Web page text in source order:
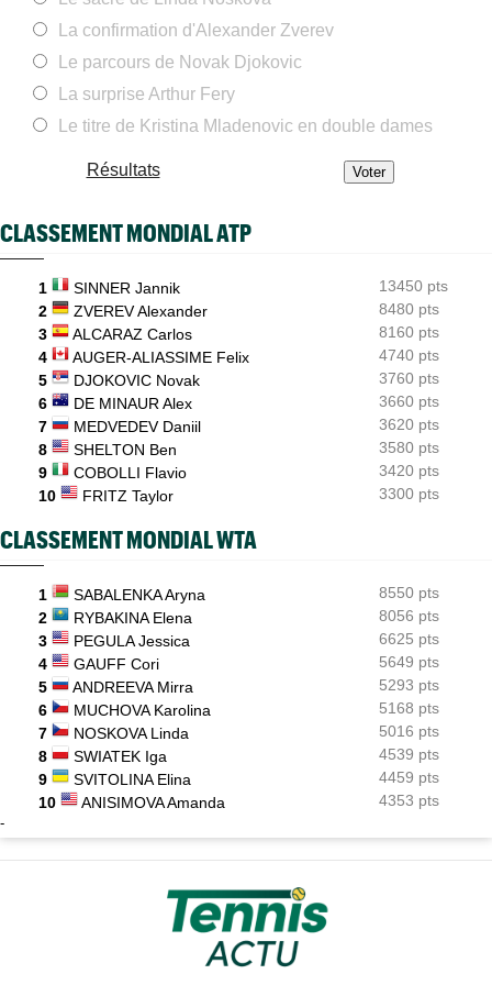
finale
Tennis Actu
Abonnement 9,99€ et pour 1 an, Tennis Actu sans pub et sans
pop up
Arthur Fils éteint Norrie et aura une revanche à prendre en
quarts
Paula Badosa a donné des nouvelles après un passage à
08:16
ATP / WTA
Tous les résultats du samedi 8 août 2026 et de la nuit
07:35
ATP - Montréal
Joao Fonseca a taquiné Djokovic : "Il dit ça parce qu'il vieillit"
La confirmation d'Alexander Zverev
Le parcours de Novak Djokovic
La surprise Arthur Fery
Le titre de Kristina Mladenovic en double dames
Résultats
CLASSEMENT MONDIAL ATP
1 SINNER Jannik
13450 pts
2
ZVEREV Alexander
8480 pts
3
ALCARAZ Carlos
8160 pts
4
AUGER-ALIASSIME Felix
4740 pts
5
DJOKOVIC Novak
3760 pts
6
DE MINAUR Alex
3660 pts
7
MEDVEDEV Daniil
3620 pts
8
SHELTON Ben
3580 pts
9
COBOLLI Flavio
3420 pts
10
FRITZ Taylor 3300 pts
CLASSEMENT MONDIAL WTA
1 SABALENKA Aryna
8550 pts
2
RYBAKINA Elena
8056 pts
3
PEGULA Jessica
6625 pts
4
GAUFF Cori
5649 pts
5
ANDREEVA Mirra
5293 pts
6
MUCHOVA Karolina
5168 pts
7
NOSKOVA Linda
5016 pts
8
SWIATEK Iga
4539 pts
9
SVITOLINA Elina
4459 pts
10
ANISIMOVA Amanda 4353 pts
-